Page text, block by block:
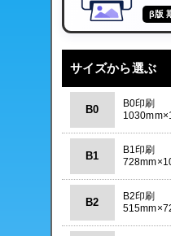
β版
サイズから選ぶ
B0
B0印刷
B1
B1印刷
B2
B2印刷